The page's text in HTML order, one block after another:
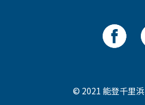
© 2021 能登千里